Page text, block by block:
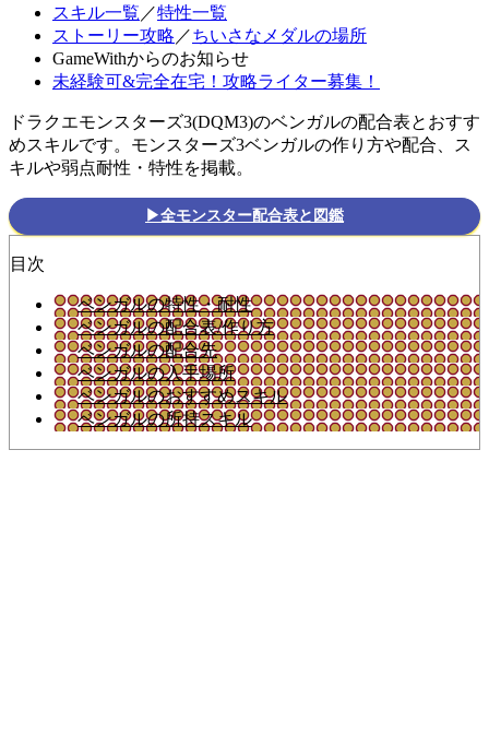
スキル一覧 ／特性一覧
ストーリー攻略 ／ちいさなメダルの場所
GameWithからのお知らせ
未経験可&完全在宅！攻略ライター募集！
ドラクエモンスターズ3(DQM3)のベンガルの配合表とおすす
めスキルです。モンスターズ3ベンガルの作り方や配合、ス
キルや弱点耐性・特性を掲載。
▶全モンスター配合表と図鑑
目次
ベンガルの特性・耐性
ベンガルの配合表/作り方
ベンガルの配合先
ベンガルの入手場所
ベンガルのおすすめスキル
ベンガルの所持スキル